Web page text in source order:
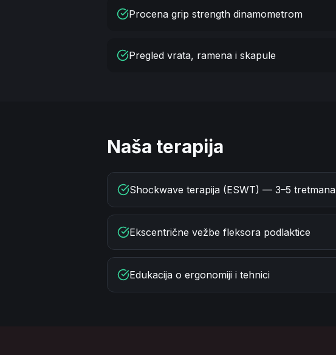
Procena grip strength dinamometrom
Pregled vrata, ramena i skapule
Naša terapija
Shockwave terapija (ESWT) — 3–5 tretmana
Ekscentrične vežbe fleksora podlaktice
Edukacija o ergonomiji i tehnici